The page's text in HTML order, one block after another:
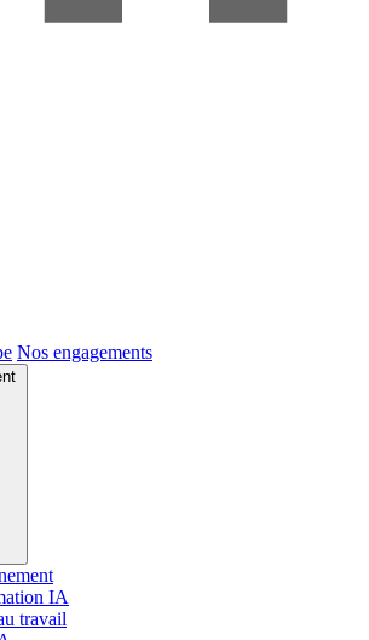
Nos engagements
IA
travail